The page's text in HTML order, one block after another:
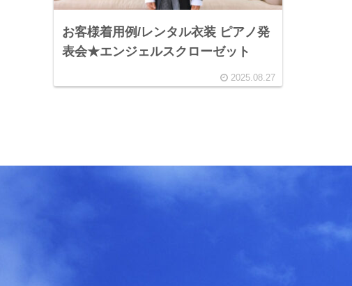
お客様着用例/レンタル衣装 ピアノ発
表会★エンジェルスクローゼット
2025.08.27